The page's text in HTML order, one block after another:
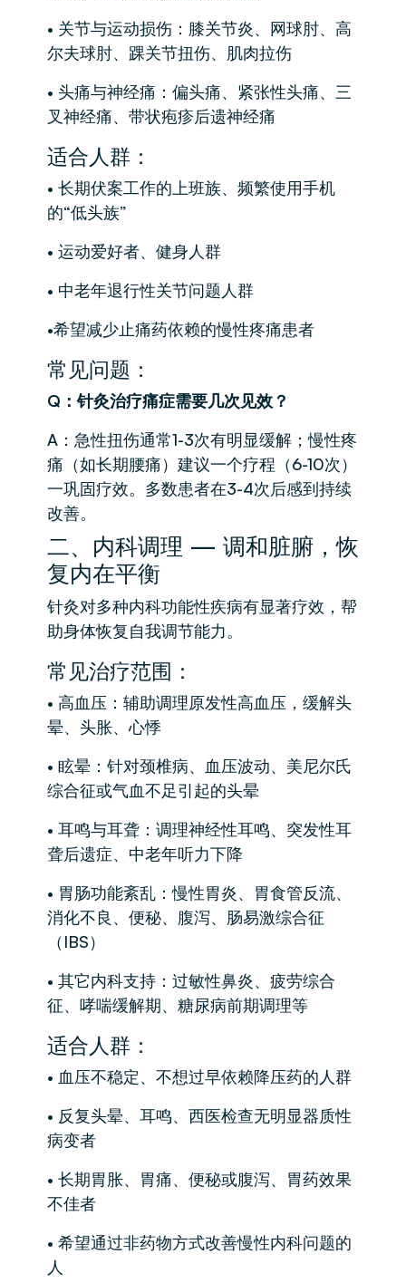
• 关节与运动损伤：膝关节炎、网球肘、高
尔夫球肘、踝关节扭伤、肌肉拉伤
• 头痛与神经痛：偏头痛、紧张性头痛、三
叉神经痛、带状疱疹后遗神经痛
适合人群：
• 长期伏案工作的上班族、频繁使用手机
的“低头族”
• 运动爱好者、健身人群
• 中老年退行性关节问题人群
•希望减少止痛药依赖的慢性疼痛患者
常见问题：
Q：针灸治疗痛症需要几次见效？
A：急性扭伤通常1-3次有明显缓解；慢性疼
痛（如长期腰痛）建议一个疗程（6-10次）
一巩固疗效。多数患者在3-4次后感到持续
改善。
二、内科调理 — 调和脏腑，恢
复内在平衡
针灸对多种内科功能性疾病有显著疗效，帮
助身体恢复自我调节能力。
常见治疗范围：
• 高血压：辅助调理原发性高血压，缓解头
晕、头胀、心悸
• 眩晕：针对颈椎病、血压波动、美尼尔氏
综合征或气血不足引起的头晕
• 耳鸣与耳聋：调理神经性耳鸣、突发性耳
聋后遗症、中老年听力下降
• 胃肠功能紊乱：慢性胃炎、胃食管反流、
消化不良、便秘、腹泻、肠易激综合征
（IBS）
• 其它内科支持：过敏性鼻炎、疲劳综合
征、哮喘缓解期、糖尿病前期调理等
适合人群：
• 血压不稳定、不想过早依赖降压药的人群
• 反复头晕、耳鸣、西医检查无明显器质性
病变者
• 长期胃胀、胃痛、便秘或腹泻、胃药效果
不佳者
• 希望通过非药物方式改善慢性内科问题的
人